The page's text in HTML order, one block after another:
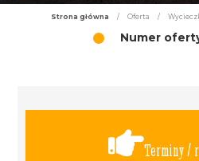
Strona główna / Oferta /
Numer
Terminy /